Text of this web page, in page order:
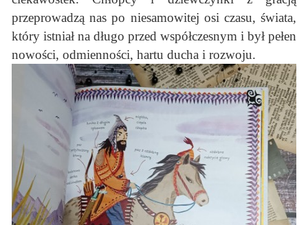
przeprowadzą nas po niesamowitej osi czasu, świata,
który istniał na długo przed współczesnym i był pełen
nowości, odmienności, hartu ducha i rozwoju.